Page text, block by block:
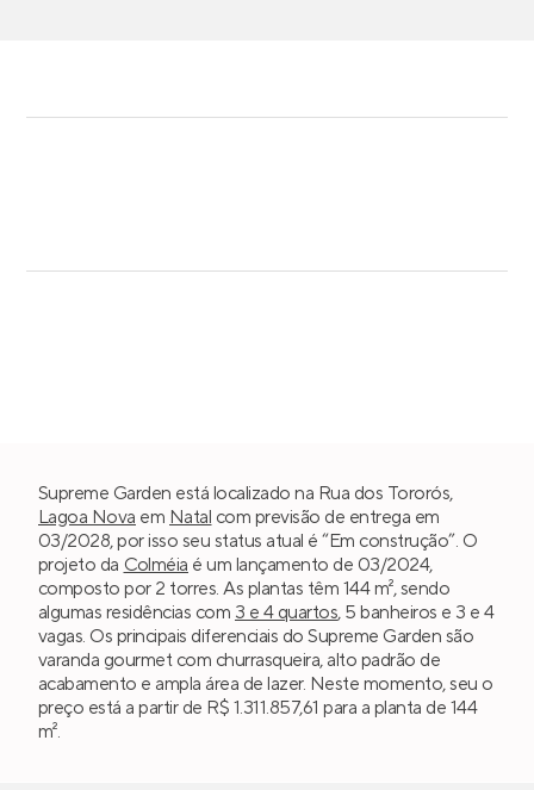
Supreme Garden está localizado na Rua dos Tororós,
Lagoa Nova em Natal com previsão de entrega em
03/2028, por isso seu status atual é “Em construção”. O
projeto da Colméia é um lançamento de 03/2024,
composto por 2 torres. As plantas têm 144 m², sendo
algumas residências com 3 e 4 quartos, 5 banheiros e 3 e 4
vagas. Os principais diferenciais do Supreme Garden são
varanda gourmet com churrasqueira, alto padrão de
acabamento e ampla área de lazer. Neste momento, seu o
preço está a partir de R$ 1.311.857,61 para a planta de 144
m².